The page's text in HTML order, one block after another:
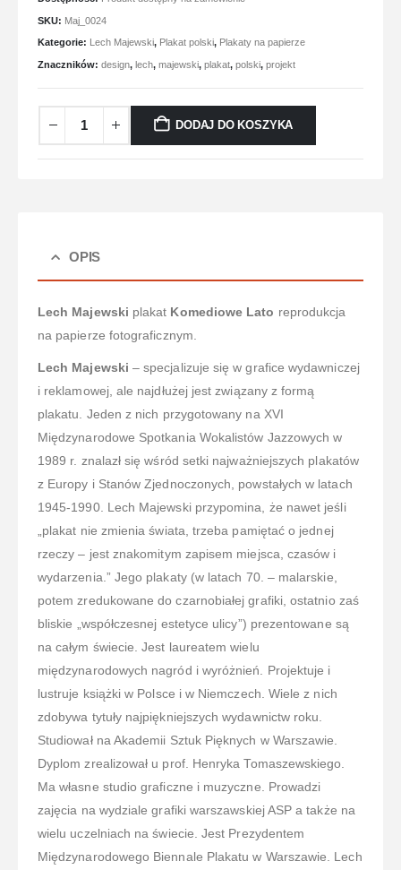
SKU: Maj_0024
Kategorie: Lech Majewski, Plakat polski, Plakaty na papierze
Znaczników: design, lech, majewski, plakat, polski, projekt
DODAJ DO KOSZYKA
OPIS
Lech Majewski plakat Komediowe Lato reprodukcja
na papierze fotograficznym.
Lech Majewski – specjalizuje się w grafice wydawniczej
i reklamowej, ale najdłużej jest związany z formą
plakatu. Jeden z nich przygotowany na XVI
Międzynarodowe Spotkania Wokalistów Jazzowych w
1989 r. znalazł się wśród setki najważniejszych plakatów
z Europy i Stanów Zjednoczonych, powstałych w latach
1945-1990. Lech Majewski przypomina, że nawet jeśli
„plakat nie zmienia świata, trzeba pamiętać o jednej
rzeczy – jest znakomitym zapisem miejsca, czasów i
wydarzenia.” Jego plakaty (w latach 70. – malarskie,
potem zredukowane do czarnobiałej grafiki, ostatnio zaś
bliskie „współczesnej estetyce ulicy”) prezentowane są
na całym świecie. Jest laureatem wielu
międzynarodowych nagród i wyróżnień. Projektuje i
lustruje książki w Polsce i w Niemczech. Wiele z nich
zdobywa tytuły najpiękniejszych wydawnictw roku.
Studiował na Akademii Sztuk Pięknych w Warszawie.
Dyplom zrealizował u prof. Henryka Tomaszewskiego.
Ma własne studio graficzne i muzyczne. Prowadzi
zajęcia na wydziale grafiki warszawskiej ASP a także na
wielu uczelniach na świecie. Jest Prezydentem
Międzynarodowego Biennale Plakatu w Warszawie. Lech